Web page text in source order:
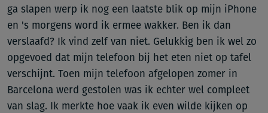
ga slapen werp ik nog een laatste blik op mijn iPhone
en 's morgens word ik ermee wakker. Ben ik dan
verslaafd? Ik vind zelf van niet. Gelukkig ben ik wel zo
opgevoed dat mijn telefoon bij het eten niet op tafel
verschijnt. Toen mijn telefoon afgelopen zomer in
Barcelona werd gestolen was ik echter wel compleet
van slag. Ik merkte hoe vaak ik even wilde kijken op